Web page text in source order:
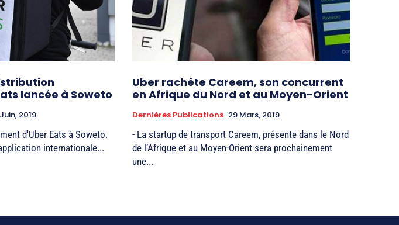
lancée à Soweto
2019
d'Uber Eats à Soweto.
internationale...
Uber rachète Careem, son concurrent
en Afrique du Nord et au Moyen-Orient
Dernières Publications 29 Mars, 2019
- La startup de transport Careem, présente dans le Nord
de l’Afrique et au Moyen-Orient sera prochainement
une...